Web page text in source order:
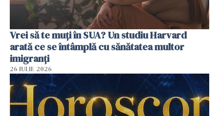
Vrei să te muți în SUA? Un studiu Harvard
arată ce se întâmplă cu sănătatea multor
imigranți
26 IULIE 2026